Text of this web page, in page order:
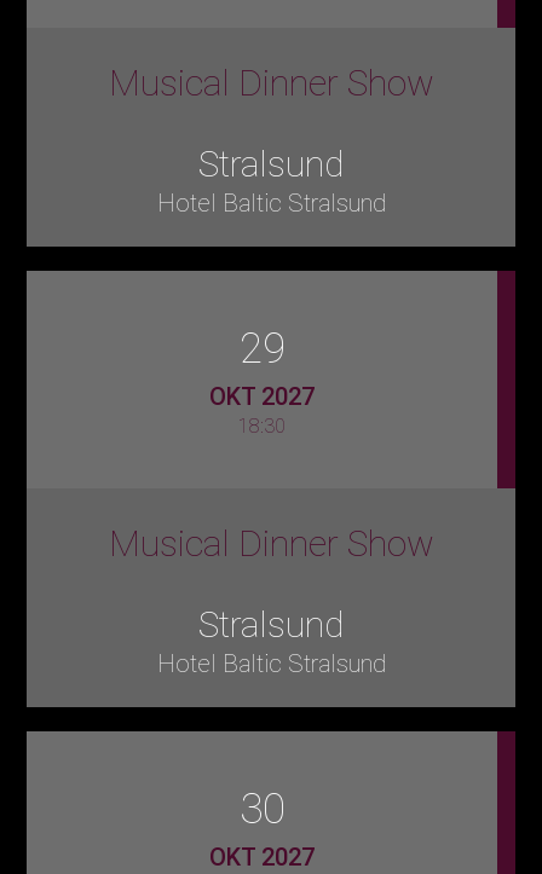
Musical Dinner Show
Stralsund
Hotel Baltic Stralsund
29
OKT 2027
18:30
Musical Dinner Show
Stralsund
Hotel Baltic Stralsund
30
OKT 2027